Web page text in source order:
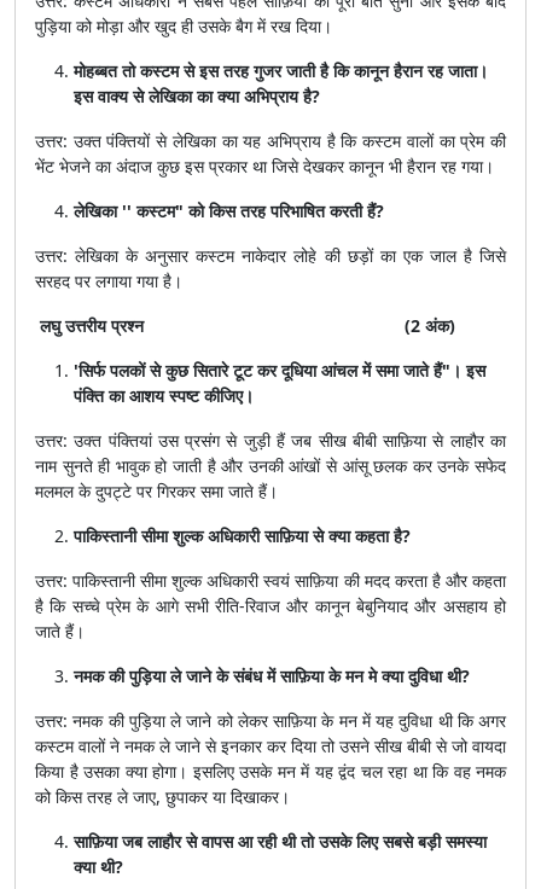
पुड़िया को मोड़ा और खुद ही उसके बैग में रख दिया।
मोहब्बत तो कस्टम से इस तरह गुजर जाती है कि कानून हैरान रह जाता।
इस वाक्य से लेखिका का क्या अभिप्राय है?
उत्तर: उक्त पंक्तियों से लेखिका का यह अभिप्राय है कि कस्टम वालों का प्रेम की
भेंट भेजने का अंदाज कुछ इस प्रकार था जिसे देखकर कानून भी हैरान रह गया।
लेखिका '' कस्टम" को किस तरह परिभाषित करती हैं?
उत्तर: लेखिका के अनुसार कस्टम नाकेदार लोहे की छड़ों का एक जाल है जिसे
सरहद पर लगाया गया है।
लघु उत्तरीय प्रश्न (2 अंक)
'सिर्फ पलकों से कुछ सितारे टूट कर दूधिया आंचल में समा जाते हैं"। इस
पंक्ति का आशय स्पष्ट कीजिए।
उत्तर: उक्त पंक्तियां उस प्रसंग से जुड़ी हैं जब सीख बीबी साफ़िया से लाहौर का
नाम सुनते ही भावुक हो जाती है और उनकी आंखों से आंसू छलक कर उनके सफेद
मलमल के दुपट्टे पर गिरकर समा जाते हैं।
पाकिस्तानी सीमा शुल्क अधिकारी साफ़िया से क्या कहता है?
उत्तर: पाकिस्तानी सीमा शुल्क अधिकारी स्वयं साफ़िया की मदद करता है और कहता
है कि सच्चे प्रेम के आगे सभी रीति-रिवाज और कानून बेबुनियाद और असहाय हो
जाते हैं।
नमक की पुड़िया ले जाने के संबंध में साफ़िया के मन मे क्या दुविधा थी?
उत्तर: नमक की पुड़िया ले जाने को लेकर साफ़िया के मन में यह दुविधा थी कि अगर
कस्टम वालों ने नमक ले जाने से इनकार कर दिया तो उसने सीख बीबी से जो वायदा
किया है उसका क्या होगा। इसलिए उसके मन में यह द्वंद चल रहा था कि वह नमक
को किस तरह ले जाए, छुपाकर या दिखाकर।
साफ़िया जब लाहौर से वापस आ रही थी तो उसके लिए सबसे बड़ी समस्या
क्या थी?